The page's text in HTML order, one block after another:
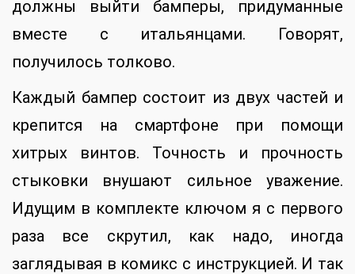
должны выйти бамперы, придуманные
вместе с итальянцами. Говорят,
получилось толково.
Каждый бампер состоит из двух частей и
крепится на смартфоне при помощи
хитрых винтов. Точность и прочность
стыковки внушают сильное уважение.
Идущим в комплекте ключом я с первого
раза все скрутил, как надо, иногда
заглядывая в комикс с инструкцией. И так